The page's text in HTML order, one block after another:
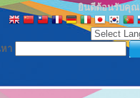
ยินดีต้อนรับคุณ
า